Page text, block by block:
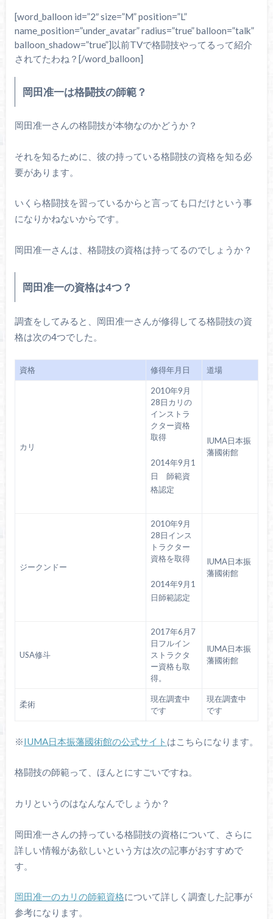
[word_balloon id=”2″ size=”M” position=”L”
name_position=”under_avatar” radius=”true” balloon=”talk”
balloon_shadow=”true”]以前TVで格闘技やってるって紹介
されてたわね？[/word_balloon]
岡田准一は格闘技の師範？
岡田准一さんの格闘技が本物なのかどうか？
それを知るために、彼の持っている格闘技の資格を知る必
要があります。
いくら格闘技を習っているからと言っても口だけという事
になりかねないからです。
岡田准一さんは、格闘技の資格は持ってるのでしょうか？
岡田准一の資格は4つ？
調査をしてみると、岡田准一さんが修得してる格闘技の資
格は次の4つでした。
資格 修得年月日 道場
カリ
2010年9月
28日カリの
インストラ
クター資格
取得
2014年9月1
日 師範資
格認定
IUMA日本振
藩國術館
ジークンドー
2010年9月
28日インス
トラクター
資格を取得
2014年9月1
日師範認定
IUMA日本振
藩國術館
USA修斗
2017年6月7
日フルイン
ストラクタ
ー資格も取
得。
IUMA日本振
藩國術館
柔術
現在調査中
です
現在調査中
です
※IUMA日本振藩國術館の公式サイト はこちらになります。
格闘技の師範って、ほんとにすごいですね。
カリというのはなんなんでしょうか？
岡田准一さんの持っている格闘技の資格について、さらに
詳しい情報があ欲しいという方は次の記事がおすすめで
す。
岡田准一のカリの師範資格について詳しく調査した記事が
参考になります。